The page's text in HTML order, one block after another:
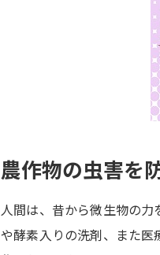
農作物の虫害を
人間は、昔から微生物の
や酵素入りの洗剤、また